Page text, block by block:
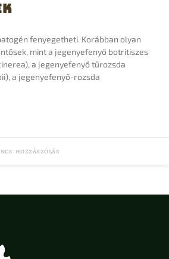
fenyegetheti. Korábban olyan
mint a jegenyefenyő botritiszes
a jegenyefenyő tűrozsda
a jegenyefenyő-rozsda
hozzászólás